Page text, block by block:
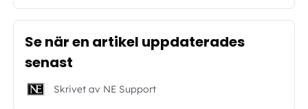
Se när en artikel uppdaterades
senast
Skrivet av NE Support